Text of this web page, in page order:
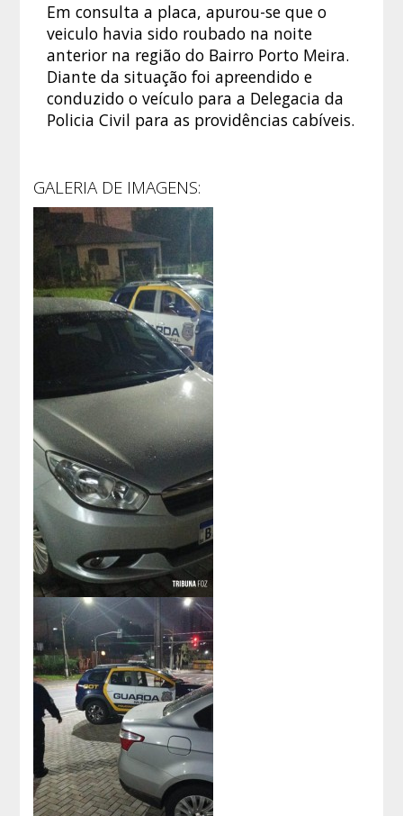
Em consulta a placa, apurou-se que o
veiculo havia sido roubado na noite
anterior na região do Bairro Porto Meira.
Diante da situação foi apreendido e
conduzido o veículo para a Delegacia da
Policia Civil para as providências cabíveis.
GALERIA DE IMAGENS: